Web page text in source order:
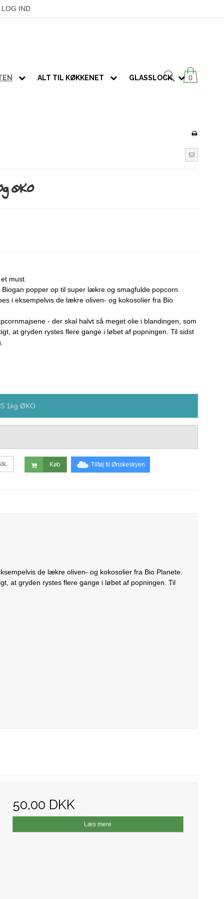
LOG IND
0
ALT TIL KØKKENET GLASSLOCK
ØKO
must.
popper op til super lækre og smagfulde popcorn.
i eksempelvis de lækre oliven- og kokosolier fra Bio
- der skal halvt så meget olie i blandingen, som
at gryden rystes flere gange i løbet af popningen. Til sidst
1kg ØKO
Køb Tilføj til Ønskeskyen
de lækre oliven- og kokosolier fra Bio Planete.
at gryden rystes flere gange i løbet af popningen. Til
50,00 DKK
Læs mere